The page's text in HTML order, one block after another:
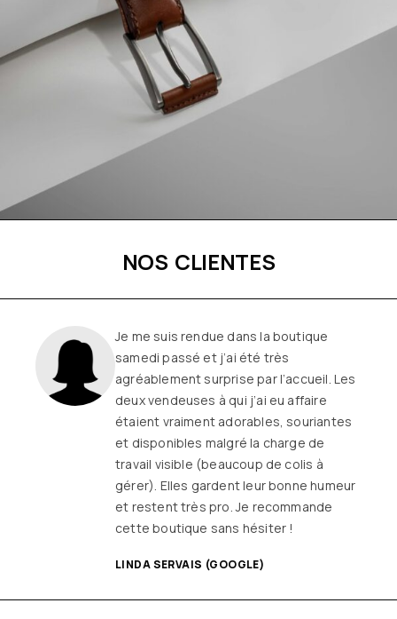
NOS CLIENTES
Une boutique familiale, à l’écoute et
remplie de joie de vivre
Les
vêtements sont de qualité, tendances
et originaux pour différentes
morphologies
et ça fait très
longtemps que j’y vais (depuis le début
ou quasiment) J’adore y faire un tour et
on ne sort jamais (ou presque) sans rien